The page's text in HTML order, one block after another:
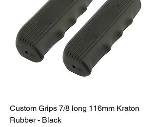
Custom Grips 7/8 long 116mm Kraton
Rubber - Black